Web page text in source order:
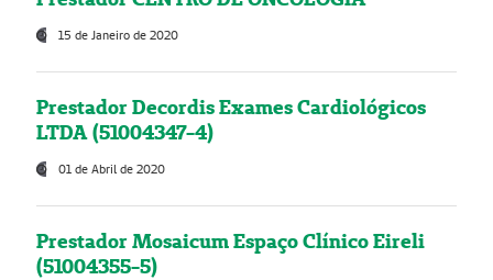
15 de Janeiro de 2020
Prestador Decordis Exames Cardiológicos
LTDA (51004347-4)
01 de Abril de 2020
Prestador Mosaicum Espaço Clínico Eireli
(51004355-5)